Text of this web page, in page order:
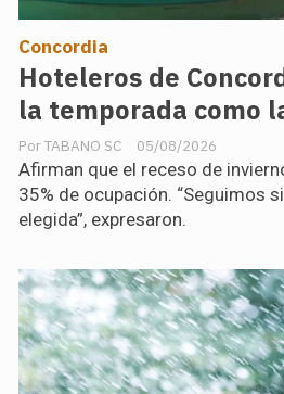
Hoteleros de
la temporada como
TABANO SC
Concordia
05/08/2026
Afirman que el receso de
35% de ocupación. “Seguimos
elegida”, expresaron.